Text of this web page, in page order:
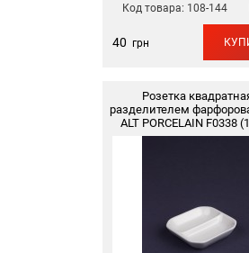
Код товара: 108-144
40 грн
Розетка
разделителем
ALT PORCELAIN F0338